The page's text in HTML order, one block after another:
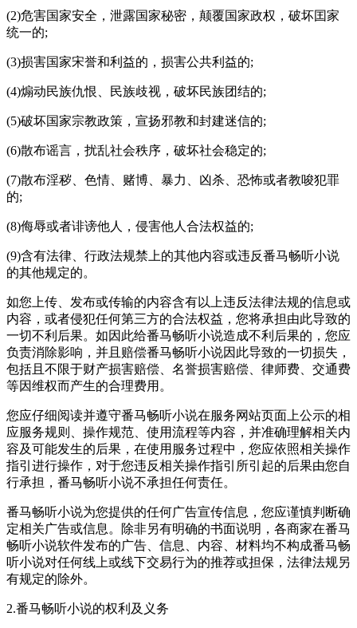
(2)危害国家安全，泄露国家秘密，颠覆国家政权，破坏囯家
统一的;
(3)损害国家宋誉和利益的，损害公共利益的;
(4)煽动民族仇恨、民族歧视，破坏民族团结的;
(5)破坏国家宗教政策，宣扬邪教和封建迷信的;
(6)散布谣言，扰乱社会秩序，破坏社会稳定的;
(7)散布淫秽、色情、赌博、暴力、凶杀、恐怖或者教唆犯罪
的;
(8)侮辱或者诽谤他人，侵害他人合法权益的;
(9)含有法律、行政法规禁上的其他内容或违反番马畅听小说
的其他规定的。
如您上传、发布或传输的内容含有以上违反法律法规的信息或
内容，或者侵犯任何第三方的合法权益，您将承担由此导致的
一切不利后果。如因此给番马畅听小说造成不利后果的，您应
负责消除影响，并且赔偿番马畅听小说因此导致的一切损失，
包括且不限于财产损害赔偿、名誉损害赔偿、律师费、交通费
等因维权而产生的合理费用。
您应仔细阅读并遵守番马畅听小说在服务网站页面上公示的相
应服务规则、操作规范、使用流程等内容，并准确理解相关内
容及可能发生的后果，在使用服务过程中，您应依照相关操作
指引进行操作，对于您违反相关操作指引所引起的后果由您自
行承担，番马畅听小说不承担任何责任。
番马畅听小说为您提供的任何广告宣传信息，您应谨慎判断确
定相关广告或信息。除非另有明确的书面说明，各商家在番马
畅听小说软件发布的广告、信息、内容、材料均不构成番马畅
听小说对任何线上或线下交易行为的推荐或担保，法律法规另
有规定的除外。
2.番马畅听小说的权利及义务